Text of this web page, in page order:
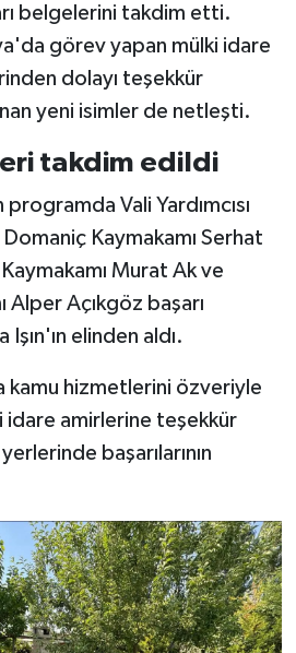
belgelerini takdim etti.
görev yapan mülki idare
dolayı teşekkür
yeni isimler de netleşti.
takdim edildi
Vali Yardımcısı
Kaymakamı Serhat
Murat Ak ve
Alper Açıkgöz başarı
elinden aldı.
kamu hizmetlerini özveriyle
amirlerine teşekkür
başarılarının